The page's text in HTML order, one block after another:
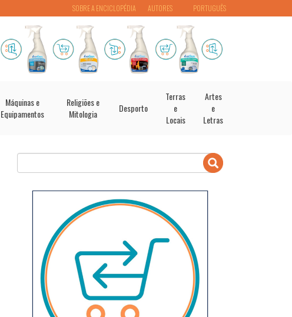
PORTUGUÊS
SOBRE A ENCICLOPÉDIA AUTORES
Máquinas e
Equipamentos
Religiões e
Mitologia
Desporto
Terras
e
Locais
Artes
e
Letras